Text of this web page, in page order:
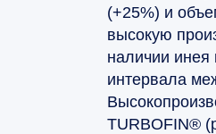
(+25%) и
высокую
наличии инея
интервала
TURBOFIN®